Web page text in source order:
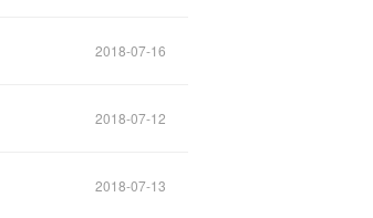
2018-07-16
2018-07-12
2018-07-13